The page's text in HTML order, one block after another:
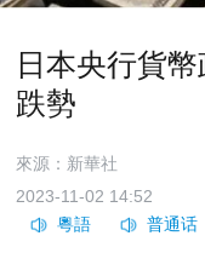
日本央行貨
跌勢
來源：新華社
2023-11-02 14:52